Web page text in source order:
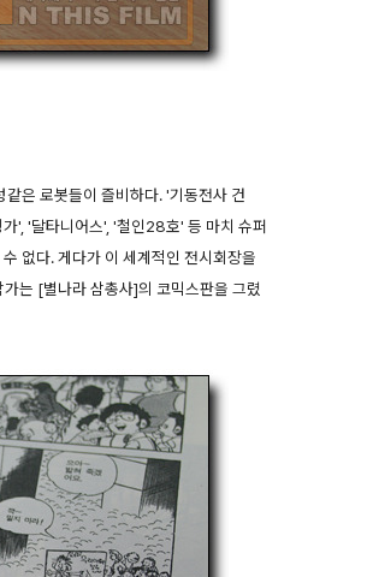
은 로봇들이 즐비하다. '기동전사 건
', '달타니어스', '철인28호' 등 마치 슈퍼
없다. 게다가 이 세계적인 전시회장을
는 [별나라 삼총사]의 코믹스판을 그렸